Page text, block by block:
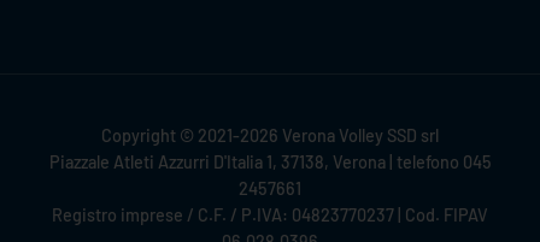
Copyright © 2021-2026 Verona Volley SSD srl
Piazzale Atleti Azzurri D'Italia 1, 37138, Verona | telefono 045
2457661
Registro imprese / C.F. / P.IVA: 04823770237 | Cod. FIPAV